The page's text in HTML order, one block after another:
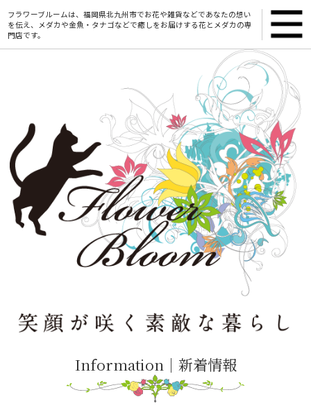
フラワーブルームは、福岡県北九州市でお花や雑貨などであなたの想い
を伝え、メダカや金魚・タナゴなどで癒しをお届けする花とメダカの専
門店です。
Information｜新着情報